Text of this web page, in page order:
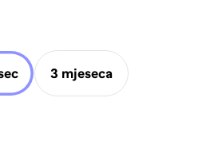
3 mjeseca